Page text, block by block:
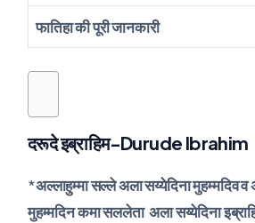
फातिहा की पूरी जानकारी
दरूदे इब्राहिम-Durude Ibrahim
*अल्लाहुम्मा सल्ले अला सय्येदिना मुहम्मदिव
मुहम्मदिन कमा सललेता अला सय्येदिना